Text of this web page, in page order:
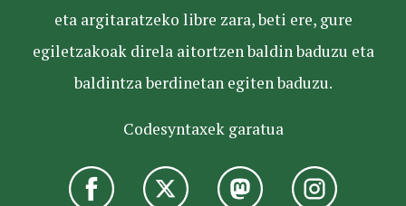
eta argitaratzeko libre zara, beti ere, gure
egiletzakoak direla aitortzen baldin baduzu eta
baldintza berdinetan egiten baduzu.
Codesyntaxek garatua